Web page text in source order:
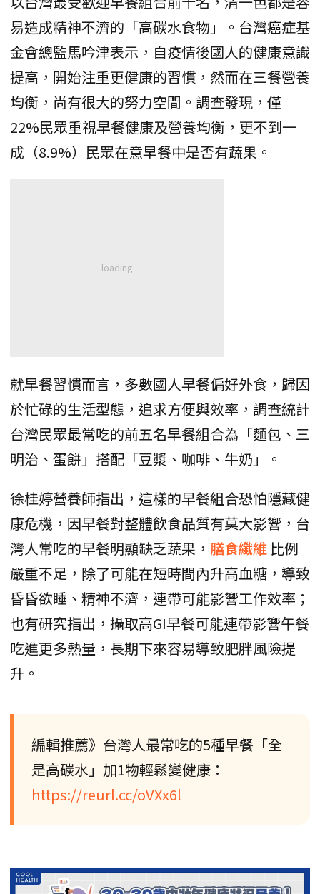
易造成精神不濟的「高碳水食物」。台灣癌症基
金會總監馬吟津表示，自疫情後國人的健康意識
提高，開始注重更健康的習慣，然而在三餐營養
均衡，尚有很大的努力空間。調查發現，僅
22%民眾重視早餐健康及營養均衡，更不到一
成（8.9%）民眾在意早餐中是否有蔬果。
就早餐習慣而言，多數國人早餐偏好外食，歸因
於忙碌的生活型態，追求方便與效率，調查統計
台灣民眾最常吃的前五名早餐組合為「麵包、三
明治、蛋餅」搭配「豆漿、咖啡、牛奶」。
徐桂婷營養師指出，這樣的早餐組合恐怕隱藏健
康危機，因早餐對整體飲食品質有莫大影響，台
灣人常吃的早餐明顯缺乏蔬果， 膳食纖維 比例
嚴重不足，除了可能在短時間內升高血糖，導致
昏昏欲睡、精神不濟，連帶可能影響工作效率；
也有研究指出，攝取高GI早餐可能連帶影響午餐
吃進更多熱量，長期下來容易導致肥胖風險提
升。
編輯推薦》台灣人最常吃的5種早餐「全
是高碳水」加1物輕鬆變健康：
https://reurl.cc/oVXx6l